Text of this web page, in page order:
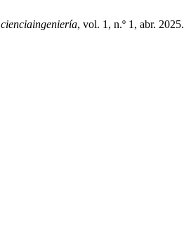
cienciaingeniería, vol. 1, n.º 1, abr. 2025.